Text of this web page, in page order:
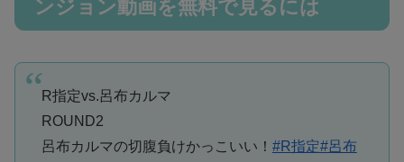
ンジョン動画を無料で見るには
R指定vs.呂布カルマ
ROUND2
呂布カルマの切腹負けかっこいい！ #R指定#呂布